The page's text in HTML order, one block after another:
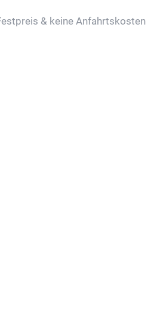
& keine Anfahrtskosten